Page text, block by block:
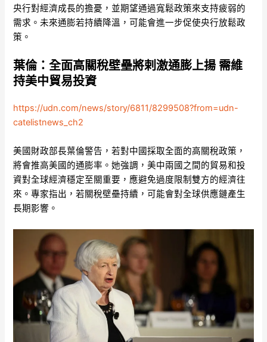
央行對經濟成長的擔憂，並期望通過寬鬆政策來支持疲弱的
需求。未來通膨若持續降溫，可能會進一步促使央行放鬆政
策。
葉倫：全面高關稅壁壘將剌激通膨上揚 需維
持美中貿易投資
https://udn.com/news/story/6811/8299508?from=udn-
catelistnews_ch2
美國財政部長葉倫警告，若對中國採取全面的高關稅政策，
將會推高美國的通膨率。她強調，美中兩國之間的貿易和投
資對全球經濟穩定至關重要，應避免過度限制雙方的經濟往
來。專家指出，若關稅壁壘持續，可能會對全球供應鏈產生
長期影響。